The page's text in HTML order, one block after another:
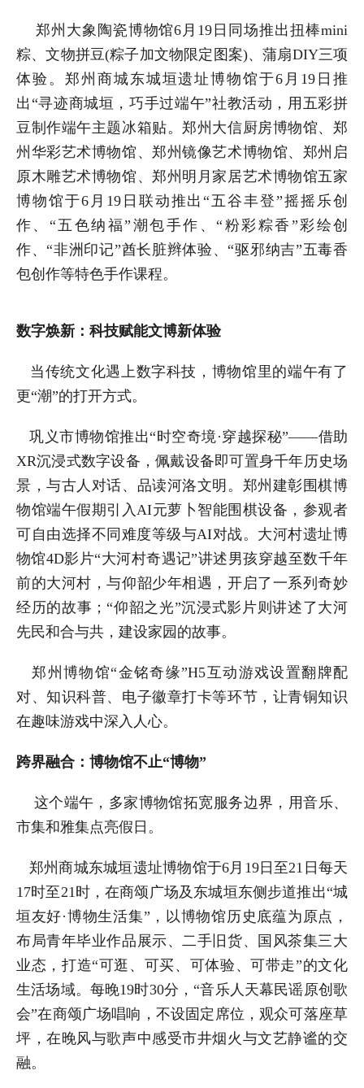
郑州大象陶瓷博物馆6月19日同场推出扭棒mini
粽、文物拼豆(粽子加文物限定图案)、蒲扇DIY三项
体验。郑州商城东城垣遗址博物馆于6月19日推
出“寻迹商城垣，巧手过端午”社教活动，用五彩拼
豆制作端午主题冰箱贴。郑州大信厨房博物馆、郑
州华彩艺术博物馆、郑州镜像艺术博物馆、郑州启
原木雕艺术博物馆、郑州明月家居艺术博物馆五家
博物馆于6月19日联动推出“五谷丰登”摇摇乐创
作、“五色纳福”潮包手作、“粉彩粽香”彩绘创
作、“非洲印记”酋长脏辫体验、“驱邪纳吉”五毒香
包创作等特色手作课程。
数字焕新：科技赋能文博新体验
当传统文化遇上数字科技，博物馆里的端午有了
更“潮”的打开方式。
巩义市博物馆推出“时空奇境·穿越探秘”——借助
XR沉浸式数字设备，佩戴设备即可置身千年历史场
景，与古人对话、品读河洛文明。郑州建彰围棋博
物馆端午假期引入AI元萝卜智能围棋设备，参观者
可自由选择不同难度等级与AI对战。大河村遗址博
物馆4D影片“大河村奇遇记”讲述男孩穿越至数千年
前的大河村，与仰韶少年相遇，开启了一系列奇妙
经历的故事；“仰韶之光”沉浸式影片则讲述了大河
先民和合与共，建设家园的故事。
郑州博物馆“金铭奇缘”H5互动游戏设置翻牌配
对、知识科普、电子徽章打卡等环节，让青铜知识
在趣味游戏中深入人心。
跨界融合：博物馆不止“博物”
这个端午，多家博物馆拓宽服务边界，用音乐、
市集和雅集点亮假日。
郑州商城东城垣遗址博物馆于6月19日至21日每天
17时至21时，在商颂广场及东城垣东侧步道推出“城
垣友好·博物生活集”，以博物馆历史底蕴为原点，
布局青年毕业作品展示、二手旧货、国风茶集三大
业态，打造“可逛、可买、可体验、可带走”的文化
生活场域。每晚19时30分，“音乐人天幕民谣原创歌
会”在商颂广场唱响，不设固定席位，观众可落座草
坪，在晚风与歌声中感受市井烟火与文艺静谧的交
融。